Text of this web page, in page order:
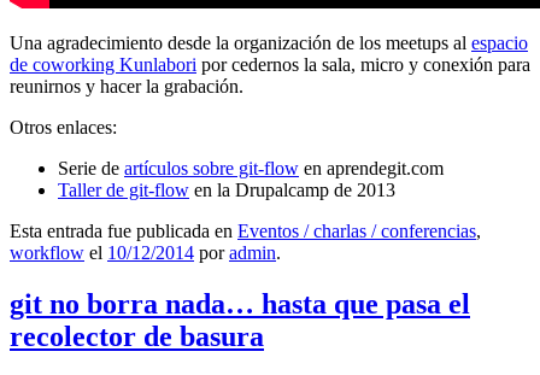
Una agradecimiento desde la organización de los meetups al espacio
de coworking Kunlabori por cedernos la sala, micro y conexión para
reunirnos y hacer la grabación.
Otros enlaces:
Serie de artículos sobre git-flow en aprendegit.com
Taller de git-flow en la Drupalcamp de 2013
Esta entrada fue publicada en Eventos / charlas / conferencias,
workflow el 10/12/2014 poradmin.
git no borra nada… hasta que pasa el
recolector de basura